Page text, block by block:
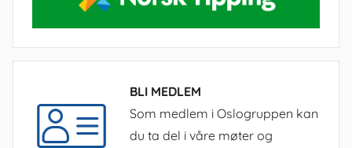
BLI MEDLEM
Som medlem i Oslogruppen kan
du ta del i våre møter og